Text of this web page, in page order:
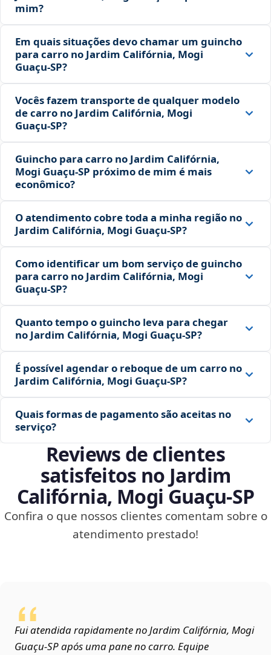
mim?
Em quais situações devo chamar um guincho
para carro no Jardim Califórnia, Mogi
Guaçu‑SP?
Vocês fazem transporte de qualquer modelo
de carro no Jardim Califórnia, Mogi
Guaçu‑SP?
Guincho para carro no Jardim Califórnia,
Mogi Guaçu‑SP próximo de mim é mais
econômico?
O atendimento cobre toda a minha região no
Jardim Califórnia, Mogi Guaçu‑SP?
Como identificar um bom serviço de guincho
para carro no Jardim Califórnia, Mogi
Guaçu‑SP?
Quanto tempo o guincho leva para chegar
no Jardim Califórnia, Mogi Guaçu‑SP?
É possível agendar o reboque de um carro no
Jardim Califórnia, Mogi Guaçu‑SP?
Quais formas de pagamento são aceitas no
serviço?
Reviews de clientes
satisfeitos no Jardim
Califórnia, Mogi Guaçu‑SP
Confira o que nossos clientes comentam sobre o
atendimento prestado!
Fui atendida rapidamente no Jardim Califórnia, Mogi
Guaçu‑SP após uma pane no carro. Equipe